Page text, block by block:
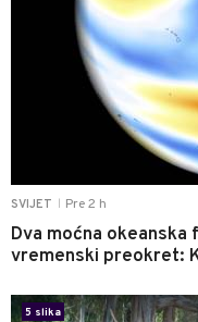
SVIJET Pre 2 h
Dva moćna
vremenski preokret:
5 slika